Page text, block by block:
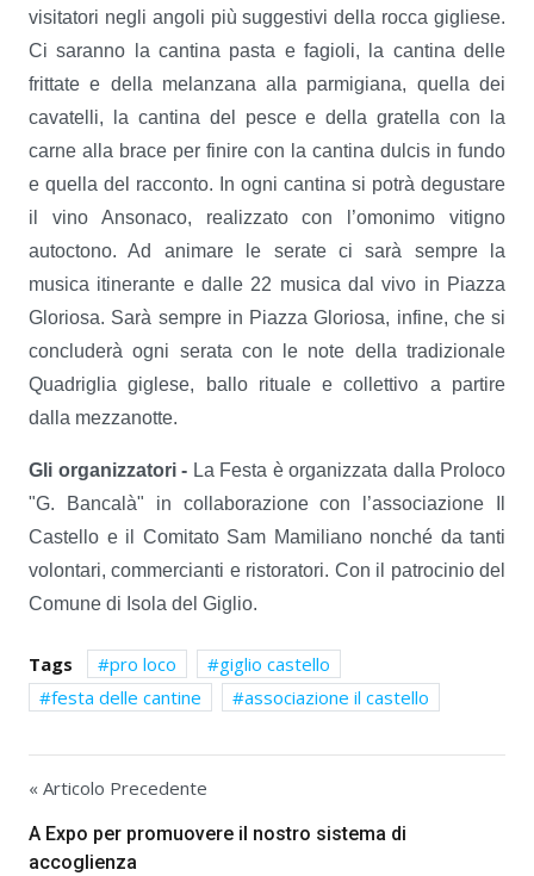
visitatori negli angoli più suggestivi della rocca gigliese.
Ci saranno la cantina pasta e fagioli, la cantina delle
frittate e della melanzana alla parmigiana, quella dei
cavatelli, la cantina del pesce e della gratella con la
carne alla brace per finire con la cantina dulcis in fundo
e quella del racconto. In ogni cantina si potrà degustare
il vino Ansonaco, realizzato con l’omonimo vitigno
autoctono. Ad animare le serate ci sarà sempre la
musica itinerante e dalle 22 musica dal vivo in Piazza
Gloriosa. Sarà sempre in Piazza Gloriosa, infine, che si
concluderà ogni serata con le note della tradizionale
Quadriglia giglese, ballo rituale e collettivo a partire
dalla mezzanotte.
Gli organizzatori - La Festa è organizzata dalla Proloco
"G. Bancalà" in collaborazione con l’associazione Il
Castello e il Comitato Sam Mamiliano nonché da tanti
volontari, commercianti e ristoratori. Con il patrocinio del
Comune di Isola del Giglio.
Tags pro loco
giglio castello
festa delle cantine
associazione il castello
« Articolo Precedente
A Expo per promuovere il nostro sistema di
accoglienza